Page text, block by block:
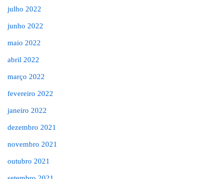
julho 2022
junho 2022
maio 2022
abril 2022
março 2022
fevereiro 2022
janeiro 2022
dezembro 2021
novembro 2021
outubro 2021